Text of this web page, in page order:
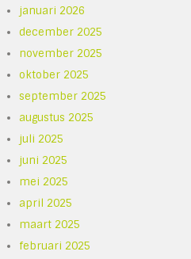
januari 2026
december 2025
november 2025
oktober 2025
september 2025
augustus 2025
juli 2025
juni 2025
mei 2025
april 2025
maart 2025
februari 2025